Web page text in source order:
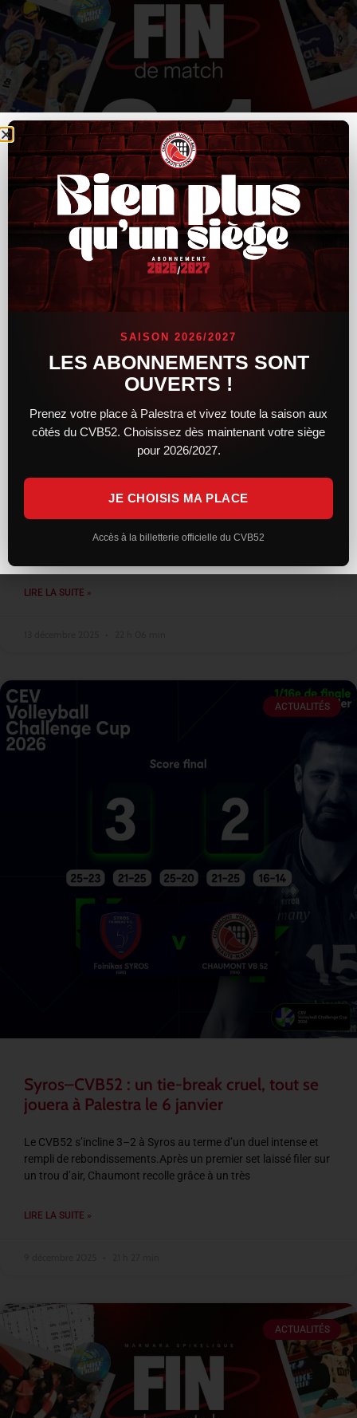
Une résistance courageuse, mais
Face au leader montpelliérain, le CVB52 a livré une prestation
sérieuse et engagée. Solides dès l’entame, les Chaumontais ont
su concrétiser leur bon début de match en remportant le
LIRE LA SUITE »
ACTUALITÉS
Syros–CVB52 : un tie-break cruel, tout se
jouera à Palestra le 6 janvier
Le CVB52 s’incline 3–2 à Syros au terme d’un duel intense et
rempli de rebondissements.Après un premier set laissé filer sur
un trou d’air, Chaumont recolle grâce à un très
LIRE LA SUITE »
ACTUALITÉS
SAISON 2026/2027
LES ABONNEMENTS SONT
OUVERTS !
Prenez votre place à Palestra et vivez toute la saison aux
côtés du CVB52. Choisissez dès maintenant votre siège
pour 2026/2027.
JE CHOISIS MA PLACE
Accès à la billetterie officielle du CVB52